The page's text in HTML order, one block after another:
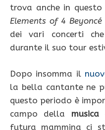
trova anche in questo
Elements of 4 Beyoncé
dei vari concerti
durante il suo tour
Dopo insomma il
la bella cantante ne
questo periodo è
campo della musica
futura mammina ci